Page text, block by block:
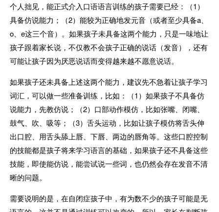
个人拙见，能正式介入口语语言训练的孩子需要已经：（1）
具备仿说能力；（2）能较为正确地发元音（或者至少具备a、
o、e这三个音）。如果孩子未具备这两个能力，只是一味地让
孩子跟着家长说，不仅教不会孩子正确的说话（发音），还有
可能让孩子因为厌恶说话而变得越来越不愿意说话。
如果孩子还未具备上述这两个能力，建议先不急着让孩子学习
词汇，可以做一些准备训练，比如：（1）如果孩子不具备仿
说能力，先教仿说；（2）口部动作模仿，比如张嘴、闭嘴、
鼓气、吹、吸等；（3）舌头运动，比如让孩子模仿将舌头伸
出口腔、用舌头舔上唇、下唇、两边的唇角等。这些口腔控制
的技能都是孩子将来学习语言的基础，如果孩子还不具备这些
技能，即使能仿说，能尝试说一些词，也仍然会存在发音不清
晰的问题。
需要说明的是，在自闭症孩子中，有为数不少的孩子可能是无